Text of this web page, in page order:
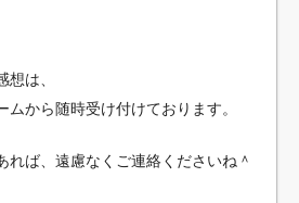
想は、
ムから随時受け付けております。
れば、遠慮なくご連絡くださいね＾